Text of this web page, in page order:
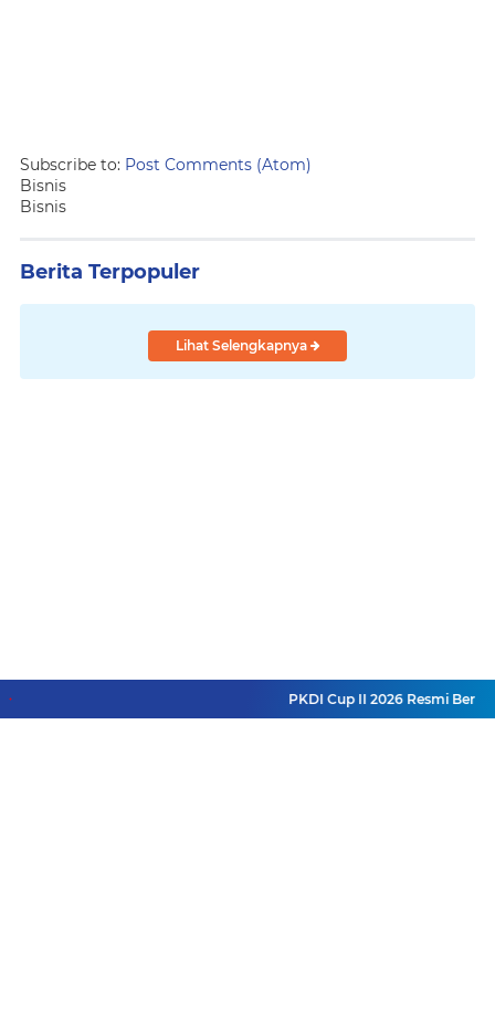
Subscribe to: Post Comments (Atom)
Bisnis
Bisnis
Berita Terpopuler
Lihat Selengkapnya
PKDI Cup II 2026 Resmi